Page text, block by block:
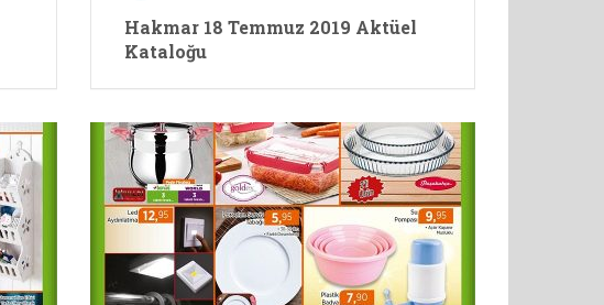
Hakmar 18 Temmuz 2019 Aktüel
Kataloğu